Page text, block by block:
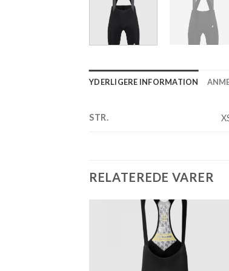
YDERLIGERE INFORMATION
STR.
RELATEREDE VARER